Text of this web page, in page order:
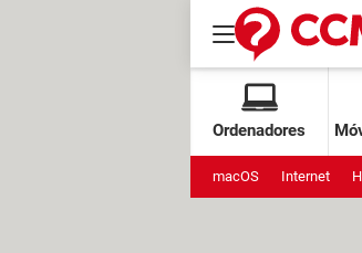
Ordenadores
macOS Internet